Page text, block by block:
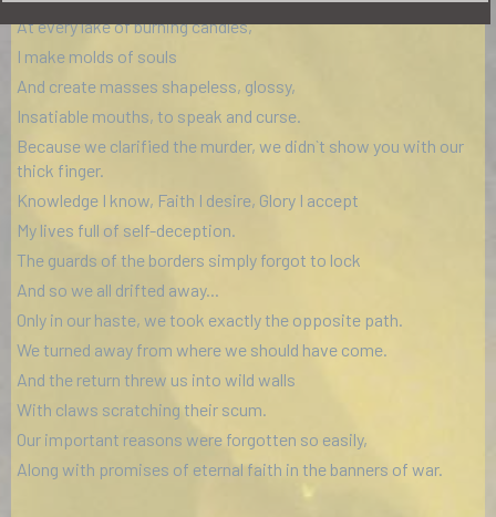
At every lake of burning candles,
I make molds of souls
And create masses shapeless, glossy,
Insatiable mouths, to speak and curse.
Because we clarified the murder, we didn`t show you with our
thick finger.
Knowledge I know, Faith I desire, Glory I accept
My lives full of self-deception.
The guards of the borders simply forgot to lock
And so we all drifted away...
Only in our haste, we took exactly the opposite path.
We turned away from where we should have come.
And the return threw us into wild walls
With claws scratching their scum.
Our important reasons were forgotten so easily,
Along with promises of eternal faith in the banners of war.